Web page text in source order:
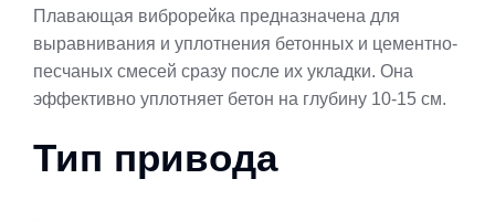
Плавающая виброрейка предназначена для
выравнивания и уплотнения бетонных и цементно-
песчаных смесей сразу после их укладки. Она
эффективно уплотняет бетон на глубину 10-15 см.
Тип привода